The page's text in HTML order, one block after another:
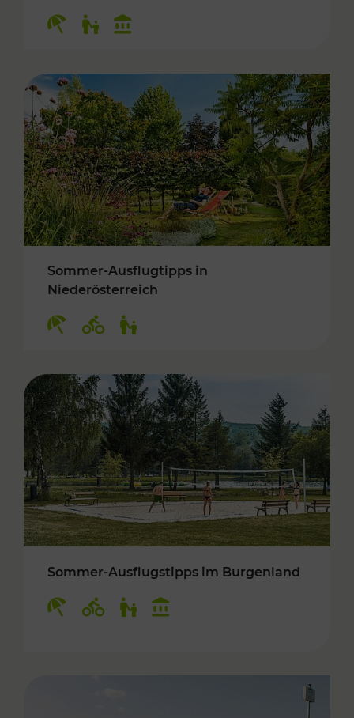
Sommer-Ausflugtipps in
Niederösterreich
Sommer-Ausflugstipps im Burgenland